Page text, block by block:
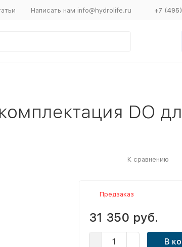
Написать нам info@hydrolife.ru +7
DO
К сравнению
Предзаказ
31 350 руб.
В